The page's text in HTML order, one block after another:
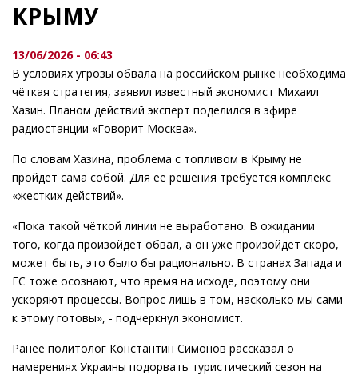
КРЫМУ
13/06/2026 - 06:43
В условиях угрозы обвала на российском рынке необходима
чёткая стратегия, заявил известный экономист Михаил
Хазин. Планом действий эксперт поделился в эфире
радиостанции «Говорит Москва».
По словам Хазина, проблема с топливом в Крыму не
пройдет сама собой. Для ее решения требуется комплекс
«жестких действий».
«Пока такой чёткой линии не выработано. В ожидании
того, когда произойдёт обвал, а он уже произойдёт скоро,
может быть, это было бы рационально. В странах Запада и
ЕС тоже осознают, что время на исходе, поэтому они
ускоряют процессы. Вопрос лишь в том, насколько мы сами
к этому готовы», - подчеркнул экономист.
Ранее политолог Константин Симонов рассказал о
намерениях Украины подорвать туристический сезон на